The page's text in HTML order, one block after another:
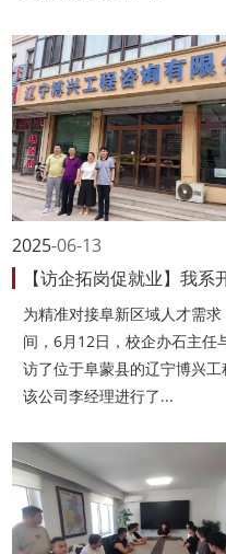
06-13
2025
【访企拓岗促就业】我
为精准对接阜新区域人才需
间，6月12日，校企办石主任
访了位于阜蒙县的辽宁博兴
该公司李经理进行了...